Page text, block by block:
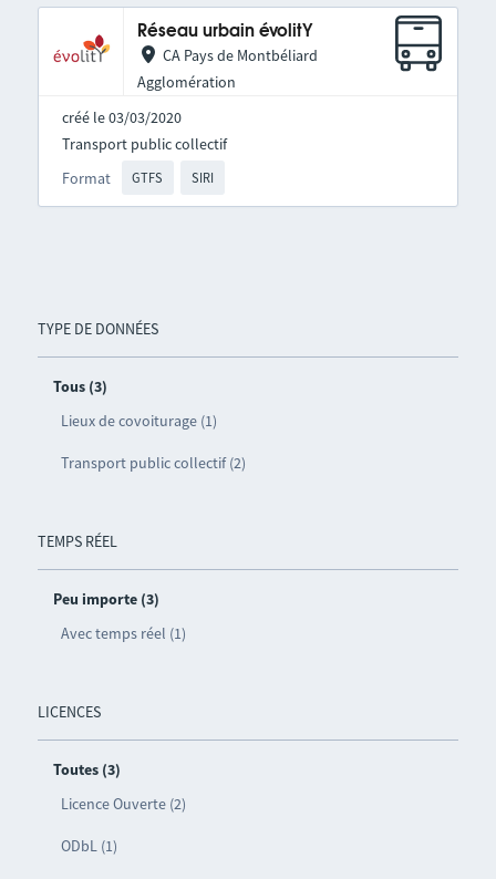
TYPE DE DONNÉES
Tous (3)
Lieux de covoiturage (1)
Transport public collectif (2)
TEMPS RÉEL
Peu importe (3)
Avec temps réel (1)
LICENCES
Toutes (3)
Licence Ouverte (2)
ODbL (1)
Réseau urbain évolitY
CA Pays de Montbéliard
Agglomération
créé le 03/03/2020
Format GTFS SIRI
Transport public collectif